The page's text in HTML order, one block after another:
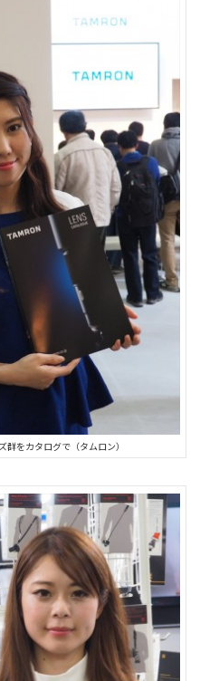
群をカタログで（タムロン）